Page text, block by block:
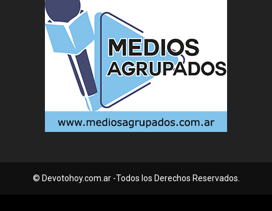
© Devotohoy.com.ar -Todos los Derechos Reservados.